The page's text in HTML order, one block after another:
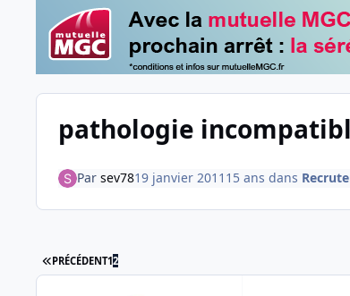
pathologie
Par sev7819 janvier 2011 15 ans dans
PREMIÈRE PAGE
PRÉCÉDENT12